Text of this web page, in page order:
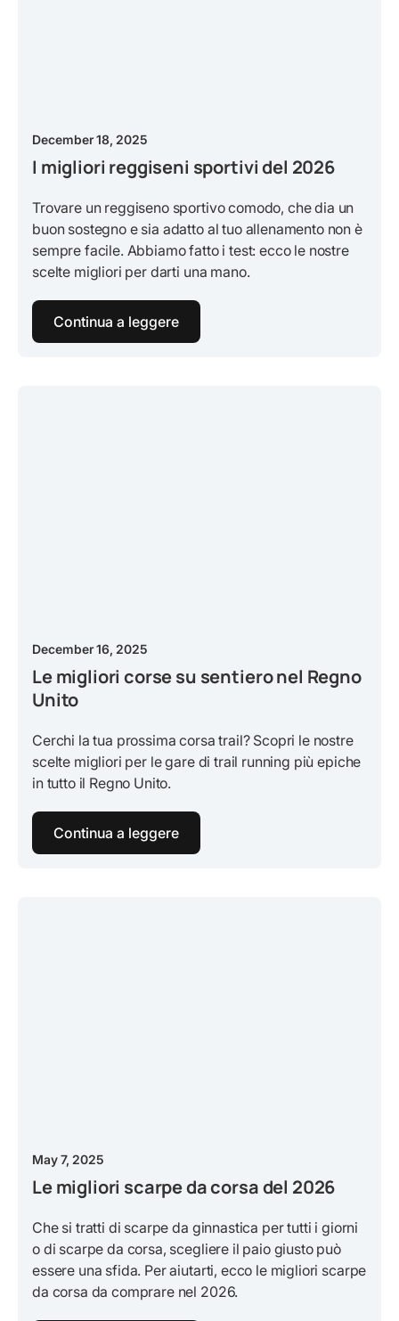
December 18, 2025
I migliori reggiseni sportivi del 2026
Trovare un reggiseno sportivo comodo, che dia un
buon sostegno e sia adatto al tuo allenamento non è
sempre facile. Abbiamo fatto i test: ecco le nostre
scelte migliori per darti una mano.
Continua a leggere
December 16, 2025
Le migliori corse su sentiero nel Regno
Unito
Cerchi la tua prossima corsa trail? Scopri le nostre
scelte migliori per le gare di trail running più epiche
in tutto il Regno Unito.
Continua a leggere
May 7, 2025
Le migliori scarpe da corsa del 2026
Che si tratti di scarpe da ginnastica per tutti i giorni
o di scarpe da corsa, scegliere il paio giusto può
essere una sfida. Per aiutarti, ecco le migliori scarpe
da corsa da comprare nel 2026.